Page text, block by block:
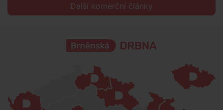
Další komerční články